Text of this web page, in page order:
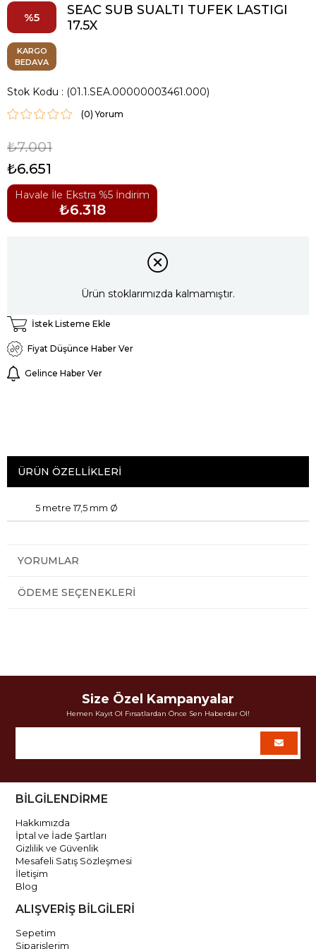
5
SEAC SUB SUALTI TUFEK LASTIGI
17.5X
KARGO
BEDAVA
Stok Kodu (01.1.SEA.00000003461.000)
(0)
₺7.001
₺6.651
Havale İle Ekstra %5 İndirim
₺6.318
Ürün stoklarımızda kalmamıştır.
İstek Listeme Ekle
Fiyat Düşünce Haber Ver
Gelince Haber Ver
ÜRÜN ÖZELLIKLERI
5 metre 17,5 mm Ø
YORUMLAR
ÖDEME SEÇENEKLERI
Size Özel Kampanyalar
Hemen Kayıt Ol Fırsatlardan Önce Sen Haberdar Ol!
BİLGİLENDİRME
Hakkımızda
İptal ve İade Şartları
Gizlilik ve Güvenlik
Mesafeli Satış Sözleşmesi
İletişim
Blog
ALIŞVERİŞ BİLGİLERİ
Sepetim
Siparişlerim